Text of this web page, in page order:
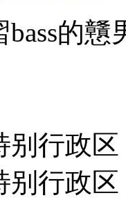
bass的戇
别行政区
别行政区